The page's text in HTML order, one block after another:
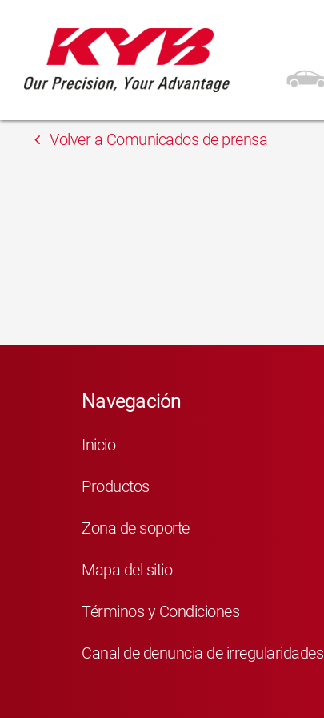
Gordon
Volver a Comunicados de prensa
Navegación
Inicio
Productos
Zona de soporte
Mapa del sitio
Términos y Condiciones
Canal de denuncia de irregularidades